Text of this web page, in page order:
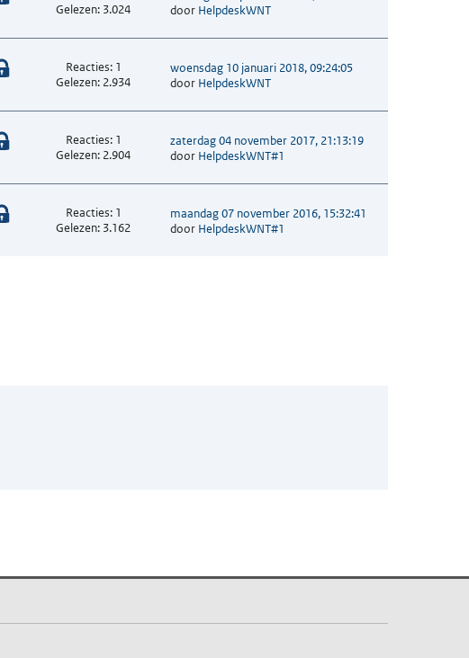
Gelezen: 3.024
door HelpdeskWNT
Reacties: 1
Gelezen: 2.934
woensdag 10 januari 2018, 09:24:05
door HelpdeskWNT
Reacties: 1
Gelezen: 2.904
zaterdag 04 november 2017, 21:13:19
door HelpdeskWNT#1
Reacties: 1
Gelezen: 3.162
maandag 07 november 2016, 15:32:41
door HelpdeskWNT#1